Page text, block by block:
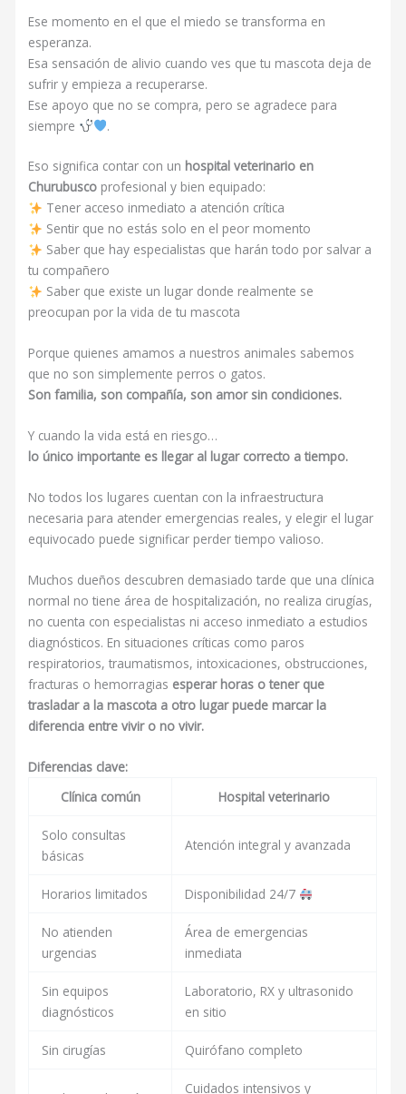
Ese momento en el que el miedo se transforma en
esperanza.
Esa sensación de alivio cuando ves que tu mascota deja de
sufrir y empieza a recuperarse.
Ese apoyo que no se compra, pero se agradece para
siempre
.
Eso significa contar con un hospital veterinario en
Churubusco profesional y bien equipado:
Tener acceso inmediato a atención crítica
Sentir que no estás solo en el peor momento
Saber que hay especialistas que harán todo por salvar a
tu compañero
Saber que existe un lugar donde realmente se
preocupan por la vida de tu mascota
Porque quienes amamos a nuestros animales sabemos
que no son simplemente perros o gatos.
Son familia, son compañía, son amor sin condiciones.
Y cuando la vida está en riesgo…
lo único importante es llegar al lugar correcto a tiempo.
No todos los lugares cuentan con la infraestructura
necesaria para atender emergencias reales, y elegir el lugar
equivocado puede significar perder tiempo valioso.
Muchos dueños descubren demasiado tarde que una clínica
normal no tiene área de hospitalización, no realiza cirugías,
no cuenta con especialistas ni acceso inmediato a estudios
diagnósticos. En situaciones críticas como paros
respiratorios, traumatismos, intoxicaciones, obstrucciones,
fracturas o hemorragias esperar horas o tener que
trasladar a la mascota a otro lugar puede marcar la
diferencia entre vivir o no vivir.
Diferencias clave:
Clínica común
Hospital veterinario
Solo consultas
básicas
Atención integral y avanzada
Horarios limitados Disponibilidad 24/7
No atienden
urgencias
Área de emergencias
inmediata
Sin equipos
diagnósticos
Laboratorio, RX y ultrasonido
en sitio
Sin cirugías Quirófano completo
Cuidados intensivos y